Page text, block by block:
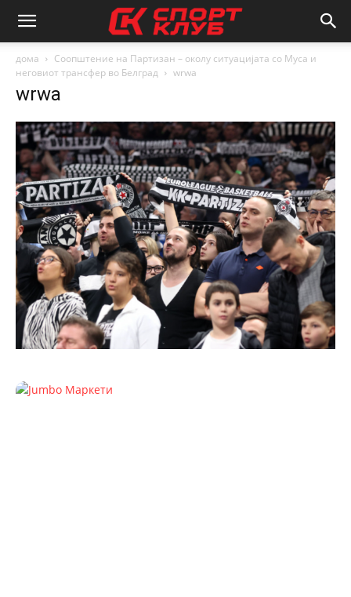
дома
Соопштение на Партизан – околу ситуацијата со Муса и
неговиот трансфер во Белград
wrwa
wrwa